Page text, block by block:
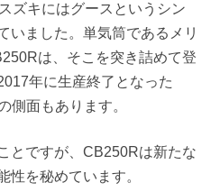
ズキにはグースというシン
いました。単気筒であるメリ
は、そこを突き詰めて登
年に生産終了となった
側面もあります。
とですが、CB250Rは新たな
性を秘めています。